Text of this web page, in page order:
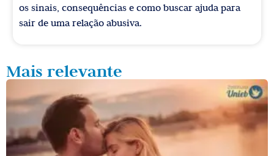
Mais relevante
os sinais, consequências e como buscar ajuda para
sair de uma relação abusiva.